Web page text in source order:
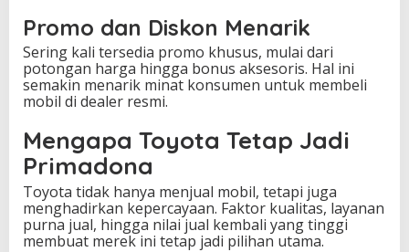
Promo dan Diskon Menarik
Sering kali tersedia promo khusus, mulai dari
potongan harga hingga bonus aksesoris. Hal ini
semakin menarik minat konsumen untuk membeli
mobil di dealer resmi.
Mengapa Toyota Tetap Jadi
Primadona
Toyota tidak hanya menjual mobil, tetapi juga
menghadirkan kepercayaan. Faktor kualitas, layanan
purna jual, hingga nilai jual kembali yang tinggi
membuat merek ini tetap jadi pilihan utama.